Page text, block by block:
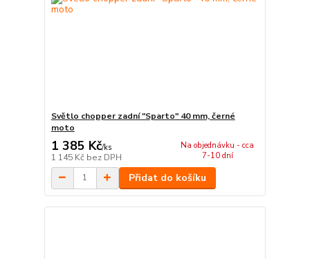
Světlo chopper zadní "Sparto" 40 mm, černé
moto
1 385 Kč/ks
1 145 Kč bez DPH
Na objednávku - cca
7-10 dní
Přidat do košíku